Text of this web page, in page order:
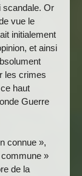
scandale. Or
vue le
initialement
et ainsi
les crimes
haut
Guerre
connue »,
commune »
de la